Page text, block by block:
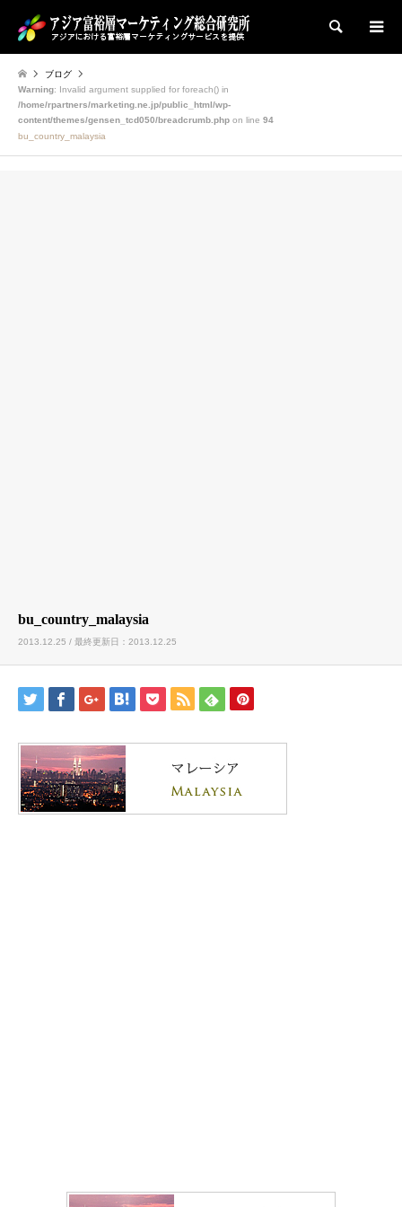
検索
ブログ
Warning: Invalid argument supplied for foreach() in
/home/rpartners/marketing.ne.jp/public_html/wp-
content/themes/gensen_tcd050/breadcrumb.php on line 94
bu_country_malaysia
bu_country_malaysia
2013.12.25 / 最終更新日：2013.12.25